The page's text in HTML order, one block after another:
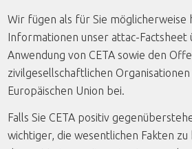
Wir fügen als für Sie möglicherweise
Informationen unser attac-Factsheet
Anwendung von CETA sowie den
zivilgesellschaftlichen
Europäischen Union bei.
Falls Sie CETA positiv
wichtiger, die wesentlichen Fakten zu